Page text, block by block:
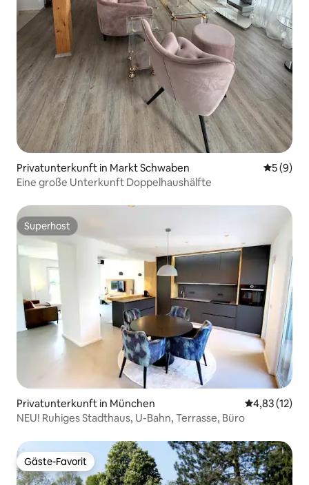
Privatunterkunft in Markt Schwaben
5 (9)
Eine große Unterkunft Doppelhaushälfte
Superhost
Superhost
Privatunterkunft in München
4,83 (12)
NEU! Ruhiges Stadthaus, U-Bahn, Terrasse, Büro
Gäste-Favorit
Gäste-Favorit